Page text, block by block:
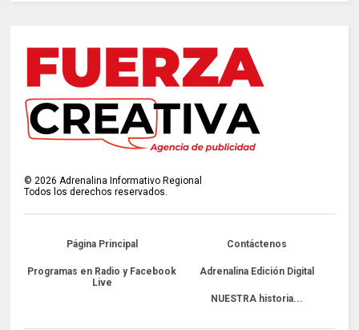
©2026 Adrenalina Informativo Regional
Todos los derechos reservados.
Página Principal Contáctenos
Programas en Radio y Facebook
Live
Adrenalina Edición Digital
NUESTRA historia...